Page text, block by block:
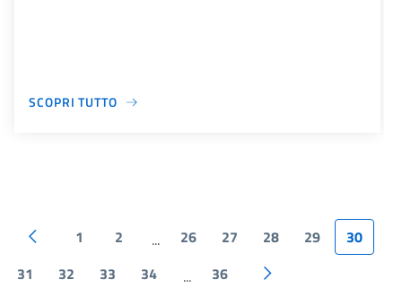
SCOPRI TUTTO
1 2 ... 26 27 28 29
30
31
32 33 34 ... 36